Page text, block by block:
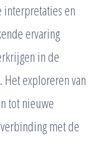
interpretaties en
ervaring
in de
Het exploreren van
tot nieuwe
met de